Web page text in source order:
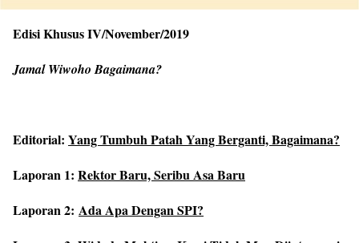
Edisi Khusus IV/November/2019
Jamal Wiwoho Bagaimana?
Editorial: Yang Tumbuh Patah Yang Berganti, Bagaimana?
Laporan 1: Rektor Baru, Seribu Asa Baru
Laporan 2: Ada Apa Dengan SPI?